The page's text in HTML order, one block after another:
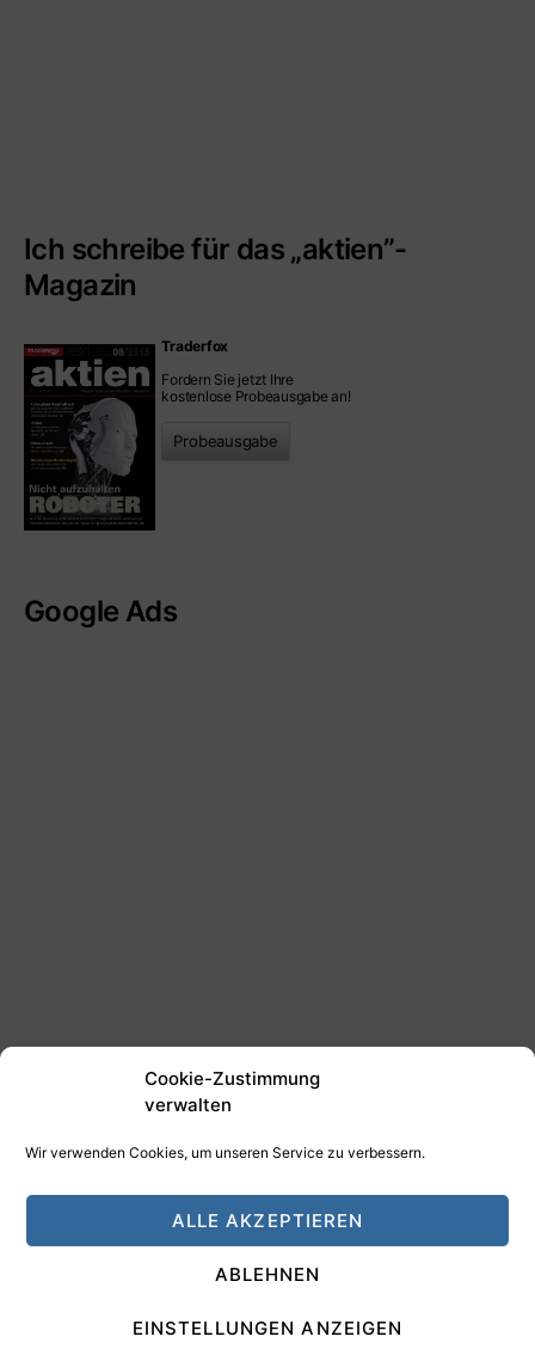
Cookie-Zustimmung
verwalten
Wir verwenden Cookies, um unseren Service zu verbessern.
ALLE AKZEPTIEREN
ABLEHNEN
EINSTELLUNGEN ANZEIGEN
Ich schreibe für das „aktien”-
Magazin
Traderfox
Fordern Sie jetzt Ihre
kostenlose Probeausgabe an!
Probeausgabe
Google Ads
HAMANN DESIGN - Digitale Medien
Impressum Datenschutz